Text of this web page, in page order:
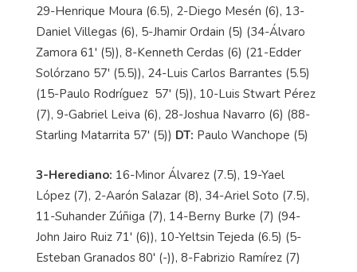
29-Henrique Moura (6.5), 2-Diego Mesén (6), 13-
Daniel Villegas (6), 5-Jhamir Ordain (5) (34-Álvaro
Zamora 61' (5)), 8-Kenneth Cerdas (6) (21-Edder
Solórzano 57' (5.5)), 24-Luis Carlos Barrantes (5.5)
(15-Paulo Rodríguez 57' (5)), 10-Luis Stwart Pérez
(7), 9-Gabriel Leiva (6), 28-Joshua Navarro (6) (88-
Starling Matarrita 57' (5)) DT: Paulo Wanchope (5)
3-Herediano: 16-Minor Álvarez (7.5), 19-Yael
López (7), 2-Aarón Salazar (8), 34-Ariel Soto (7.5),
11-Suhander Zúñiga (7), 14-Berny Burke (7) (94-
John Jairo Ruiz 71' (6)), 10-Yeltsin Tejeda (6.5) (5-
Esteban Granados 80' (-)), 8-Fabrizio Ramírez (7)